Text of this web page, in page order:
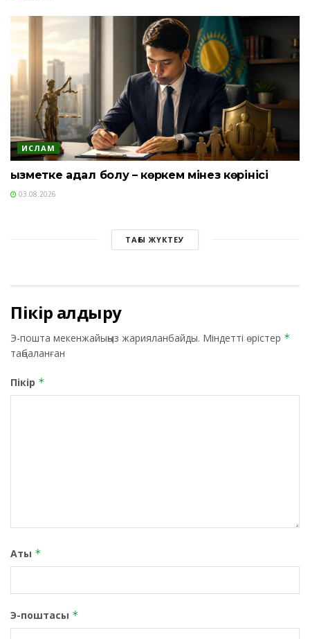
ИСЛАМ
Қызметке адал болу – көркем мінез көрінісі
03.08.2026
ТАҒЫ ЖҮКТЕУ
Пікір қалдыру
Э-пошта мекенжайыңыз жарияланбайды. Міндетті өрістер *
таңбаланған
Пікір *
Аты *
Э-поштасы *